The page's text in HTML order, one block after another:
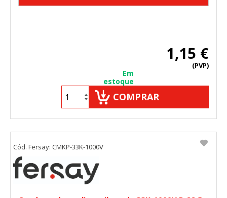
1,15 €
(PVP)
Em
estoque
COMPRAR
Cód. Fersay: CMKP-33K-1000V